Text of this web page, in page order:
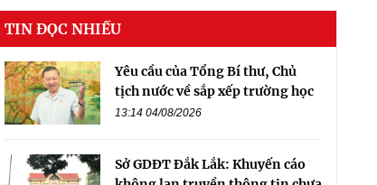
TIN ĐỌC NHIỀU
Yêu cầu của Tổng Bí thư, Chủ
tịch nước về sắp xếp trường học
13:14 04/08/2026
Sở GDĐT Đắk Lắk: Khuyến cáo